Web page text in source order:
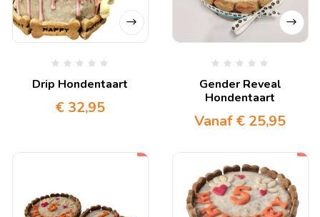
Drip Hondentaart
€ 32,95
Gender Reveal
Hondentaart
Vanaf€ 25,95